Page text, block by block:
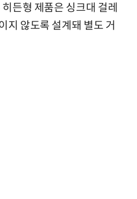
든형 제품은 싱크대 걸레
지 않도록 설계돼 별도 거